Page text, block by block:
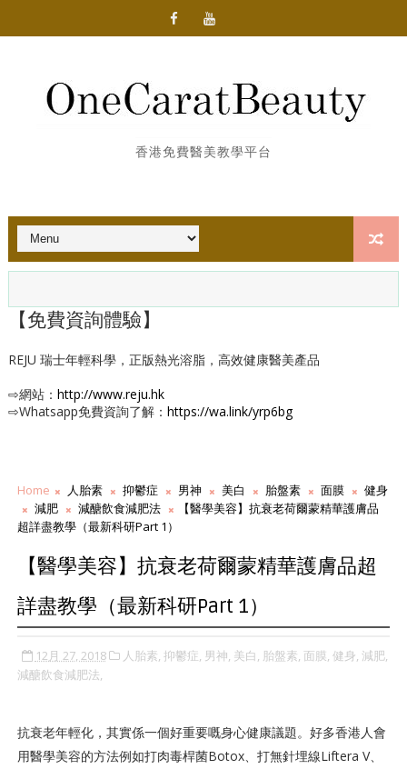
香港免費醫美教學平台
【免費資詢體驗】
REJU 瑞士年輕科學，正版熱光溶脂，高效健康醫美產品
⇨網站： http://www.reju.hk
⇨Whatsapp免費資詢了解： https://wa.link/yrp6bg
Home 人胎素 抑鬱症 男神 美白 胎盤素 面膜
健身
減肥
減醣飲食減肥法
【醫學美容】抗衰老荷爾蒙精華護膚品
超詳盡教學（最新科研Part 1）
【醫學美容】抗衰老荷爾蒙精華護膚品超
詳盡教學（最新科研Part 1）
12月 27, 2018 人胎素, 抑鬱症, 男神, 美白, 胎盤素, 面膜, 健身, 減肥,
減醣飲食減肥法,
抗衰老年輕化，其實係一個好重要嘅身心健康議題。好多香港人會
用醫學美容的方法例如打肉毒桿菌Botox、打無針埋線Liftera V、